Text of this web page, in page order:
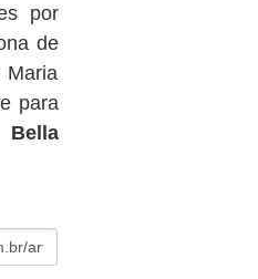
por
de
para